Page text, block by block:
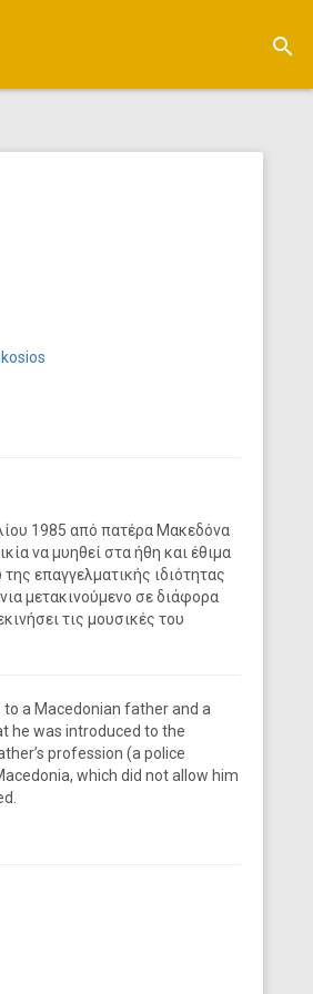
search
1985 από πατέρα Μακεδόνα
να μυηθεί στα ήθη και έθιμα
επαγγελματικής ιδιότητας
μετακινούμενο σε διάφορα
τις μουσικές του
to a Macedonian father and a
he was introduced to the
profession (a police
which did not allow him